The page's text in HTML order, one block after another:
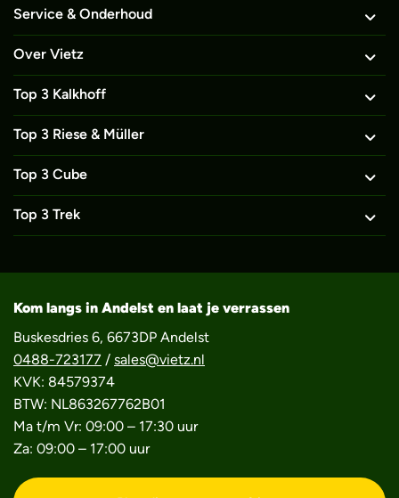
Service & Onderhoud
Over Vietz
Top 3 Kalkhoff
Top 3 Riese & Müller
Top 3 Cube
Top 3 Trek
Kom langs in Andelst en laat je verrassen
Buskesdries 6, 6673DP Andelst
0488-723177 / sales@vietz.nl
KVK: 84579374
BTW: NL863267762B01
Ma t/m Vr: 09:00 – 17:30 uur
Za: 09:00 – 17:00 uur